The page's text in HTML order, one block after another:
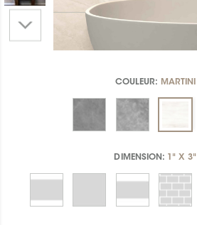
COULEUR: MARTINI
DIMENSION: 1" X 3"